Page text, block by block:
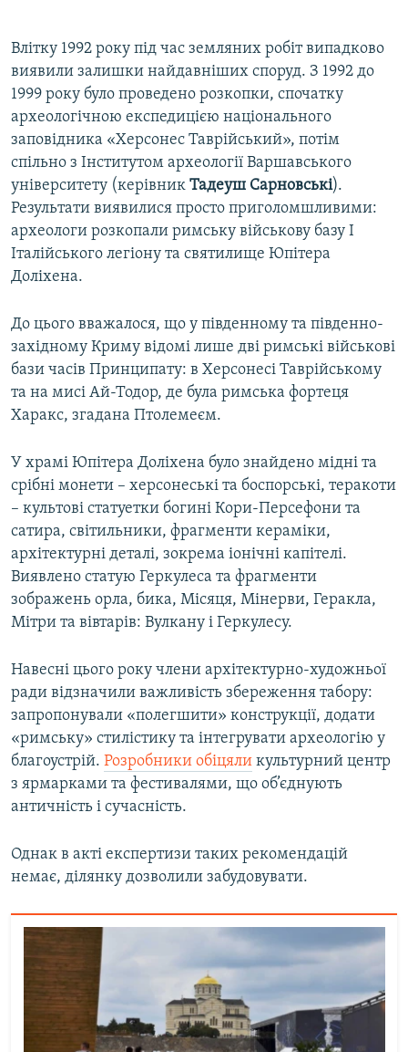
Влітку 1992 року під час земляних робіт випадково
виявили залишки найдавніших споруд. З 1992 до
1999 року було проведено розкопки, спочатку
археологічною експедицією національного
заповідника «Херсонес Таврійський», потім
спільно з Інститутом археології Варшавського
університету (керівник Тадеуш Сарновські).
Результати виявилися просто приголомшливими:
археологи розкопали римську військову базу І
Італійського легіону та святилище Юпітера
Доліхена.
До цього вважалося, що у південному та південно-
західному Криму відомі лише дві римські військові
бази часів Принципату: в Херсонесі Таврійському
та на мисі Ай-Тодор, де була римська фортеця
Харакс, згадана Птолемеєм.
У храмі Юпітера Доліхена було знайдено мідні та
срібні монети – херсонеські та боспорські, теракоти
– культові статуетки богині Кори-Персефони та
сатира, світильники, фрагменти кераміки,
архітектурні деталі, зокрема іонічні капітелі.
Виявлено статую Геркулеса та фрагменти
зображень орла, бика, Місяця, Мінерви, Геракла,
Мітри та вівтарів: Вулкану і Геркулесу.
Навесні цього року члени архітектурно-художньої
ради відзначили важливість збереження табору:
запропонували «полегшити» конструкції, додати
«римську» стилістику та інтегрувати археологію у
благоустрій. Розробники обіцяли культурний центр
з ярмарками та фестивалями, що об’єднують
античність і сучасність.
Однак в акті експертизи таких рекомендацій
немає, ділянку дозволили забудовувати.